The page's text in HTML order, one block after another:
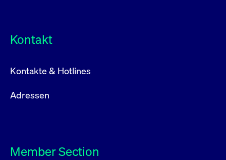
Kontakt
Kontakte & Hotlines
Adressen
Member Section